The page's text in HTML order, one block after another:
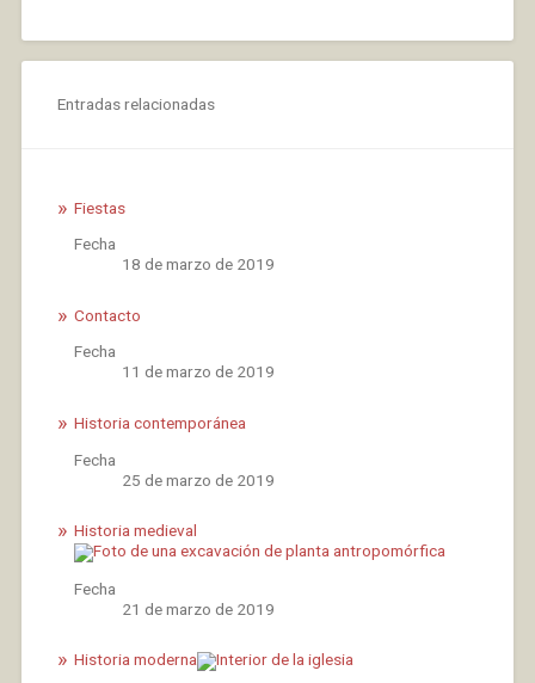
Entradas relacionadas
Fiestas
Fecha
18 de marzo de 2019
Contacto
Fecha
11 de marzo de 2019
Historia contemporánea
Fecha
25 de marzo de 2019
Historia medieval
Fecha
21 de marzo de 2019
Historia moderna